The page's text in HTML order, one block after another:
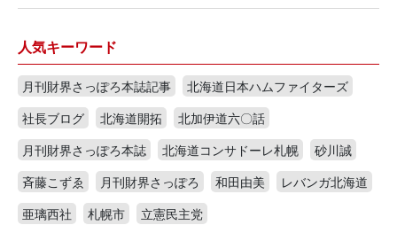
人気キーワード
月刊財界さっぽろ本誌記事
北海道日本ハムファイターズ
社長ブログ
北海道開拓
北加伊道六〇話
月刊財界さっぽろ本誌
北海道コンサドーレ札幌
砂川誠
斉藤こずゑ
月刊財界さっぽろ 和田由美
レバンガ北海道
亜璃西社
札幌市 立憲民主党